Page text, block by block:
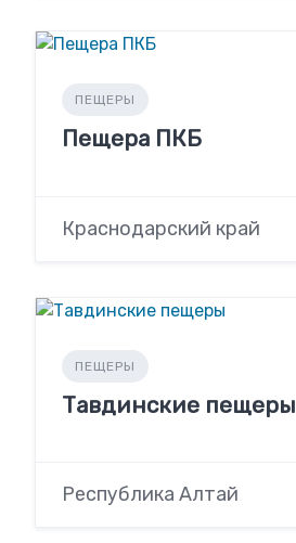
ПЕЩЕРЫ
Пещера ПКБ
Краснодарский край
ПЕЩЕРЫ
Тавдинские пещеры
Республика Алтай